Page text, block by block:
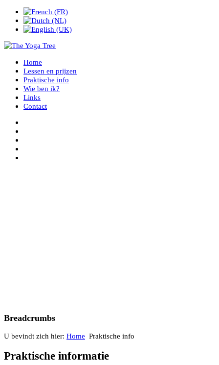
Home
Lessen en prijzen
Praktische info
Wie ben ik?
Links
Contact
Breadcrumbs
U bevindt zich hier: Home Praktische info
Praktische informatie